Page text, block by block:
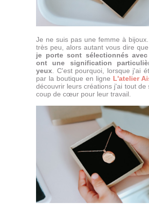
Je ne suis pas une femme à
très peu, alors autant vous dire que
je porte sont sélectionnés
ont une signification
yeux . C'est pourquoi, lorsque j'ai
par la boutique en ligne L'atelier
découvrir leurs créations j'ai tout de
coup de cœur pour leur travail.